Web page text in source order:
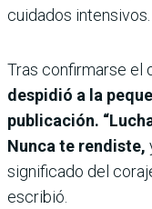
cuidados intensivos.
Tras confirmarse el
despidió a la
publicación.
Nunca te rendiste,
significado del
escribió.